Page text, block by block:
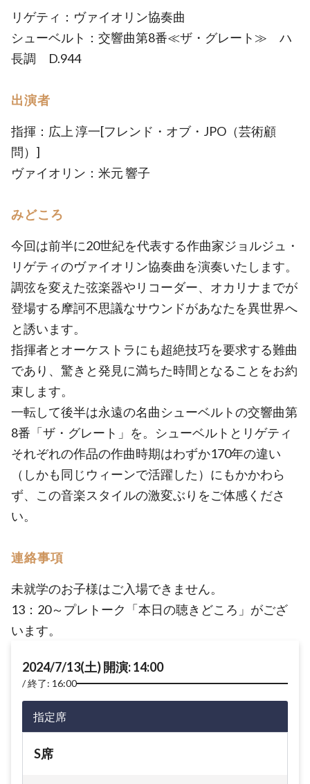
リゲティ：ヴァイオリン協奏曲
シューベルト：交響曲第8番≪ザ・グレート≫ ハ
長調 D.944
出演者
指揮：広上 淳一[フレンド・オブ・JPO（芸術顧
問）]
ヴァイオリン：米元 響子
みどころ
今回は前半に20世紀を代表する作曲家ジョルジュ・
リゲティのヴァイオリン協奏曲を演奏いたします。
調弦を変えた弦楽器やリコーダー、オカリナまでが
登場する摩訶不思議なサウンドがあなたを異世界へ
と誘います。
指揮者とオーケストラにも超絶技巧を要求する難曲
であり、驚きと発見に満ちた時間となることをお約
束します。
一転して後半は永遠の名曲シューベルトの交響曲第
8番「ザ・グレート」を。シューベルトとリゲティ
それぞれの作品の作曲時期はわずか170年の違い
（しかも同じウィーンで活躍した）にもかかわら
ず、この音楽スタイルの激変ぶりをご体感くださ
い。
連絡事項
未就学のお子様はご入場できません。
13：20～プレトーク「本日の聴きどころ」がござ
います。
2024/7/13(土) 開演: 14:00
終了: 16:00
指定席
S席